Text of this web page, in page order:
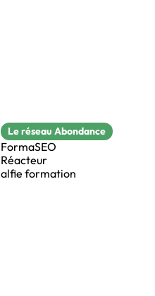
Le réseau Abondance
FormaSEO
Réacteur
alfie formation